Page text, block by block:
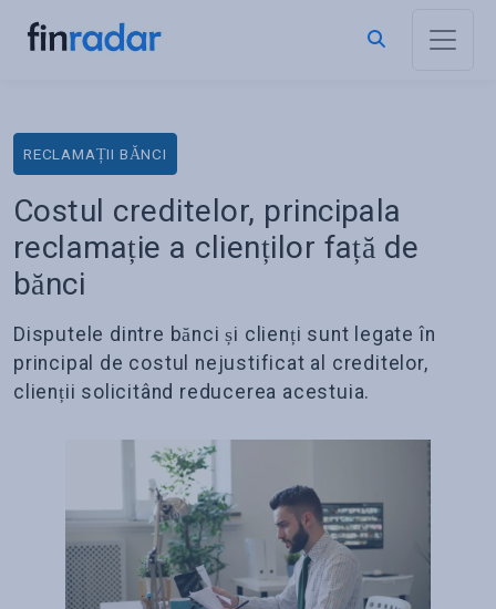
RECLAMAȚII BĂNCI
Costul creditelor, principala
reclamație a clienților față de
bănci
Disputele dintre bănci și clienți sunt legate în
principal de costul nejustificat al creditelor,
clienții solicitând reducerea acestuia.